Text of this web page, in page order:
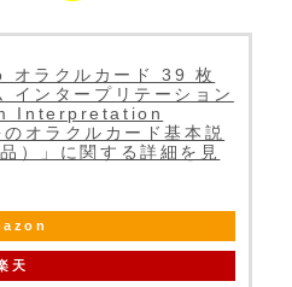
ラクルカード 39 枚
インタープリテーション
Interpretation
オラクルカード基本説
）」に関する詳細を見
天